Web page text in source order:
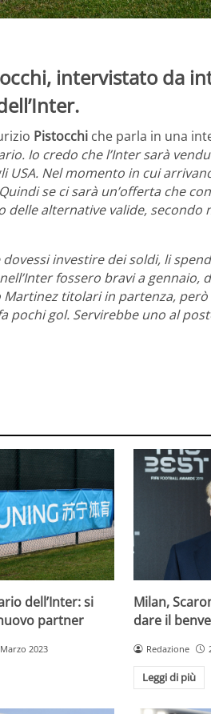
intervistato da
Pistocchi che parla in una
Io credo che l’Inter sarà
USA. Nel momento in cui
se ci sarà un’offerta che
alternative valide, secondo
dovessi investire dei soldi, li
fossero bravi a gennaio,
titolari in partenza, però
pochi gol. Servirebbe uno al
dell’Inter: si
partner
2023
Milan,
dare il
Redazione
Leggi di più